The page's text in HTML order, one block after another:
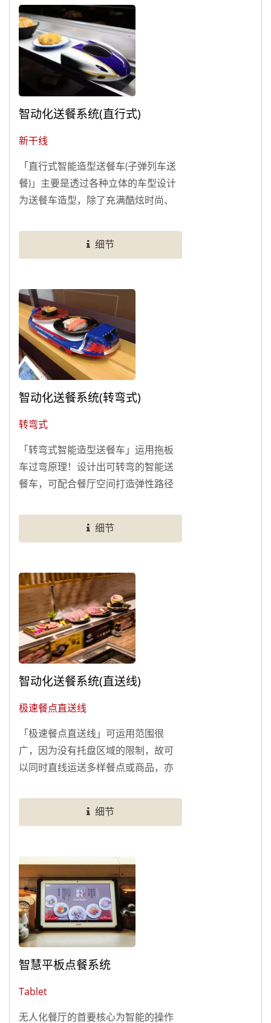
智动化送餐系统(直行式)
新干线
「直行式智能造型送餐车(子弹列车送
餐)」主要是透过各种立体的车型设计
为送餐车造型，除了充满酷炫时尚、
提升店内的讨论度以及科技感，更可
锁定特定族群莅临您的餐厅与公司。
以使用平板萤幕轻松点餐，点餐项目
会传送到餐听内场，使得工作人员可
以更有效率的接单送餐！
细节
智动化送餐系统(转弯式)
转弯式
「转弯式智能造型送餐车」运用拖板
车过弯原理！设计出可转弯的智能送
餐车，可配合餐厅空间打造弹性路径
划多个转弯轨道，不受限餐厅空间及
细节
智动化送餐系统(直送线)
极速餐点直送线
「极速餐点直送线」可运用范围很
广，因为没有托盘区域的限制，故可
以同时直线运送多样餐点或商品，亦
桌。...
细节
智慧平板点餐系统
Tablet
无人化餐厅的首要核心为智能的操作